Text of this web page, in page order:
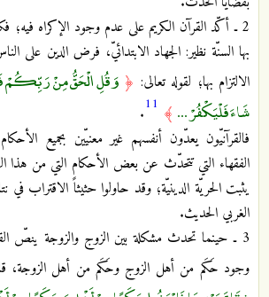
2 ـ أكّد القرآن الكريم على عدم وجود الإكراه
بها السنّة نظير: الجهاد الابتدائيّ، فرض الدين على
الالتزام بها؛ لقوله تعالى: ﴿ وَقُلِ الْحَقُّ مِنْ رَبِّكُمْ
شَاءَ فَلْيَكْفُرْ ... ﴾ 11
.
فالقرآنيّون يعدّون أنفسهم غير معنيّين بجميع
الفقهاء التي تتحدّث عن بعض الأحكام التي من هذا
يثبت الحريّة الدينيّة؛ وقد حاولوا حثيثاً الاقتراب في
الغربي الحديث.
3 ـ حينما تحدث مشكلة بين الزوج والزوجة ينصّ
وجود حَكَم من أهل الزوج وحَكَم من أهل الزوجة،